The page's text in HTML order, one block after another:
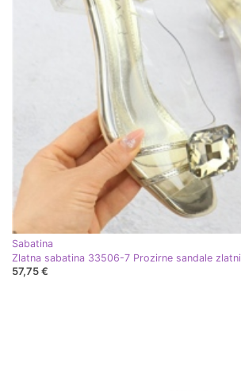
Sabatina
Zlatna sabatina 33506-7 Prozirne sandale zlatni
57,75 €